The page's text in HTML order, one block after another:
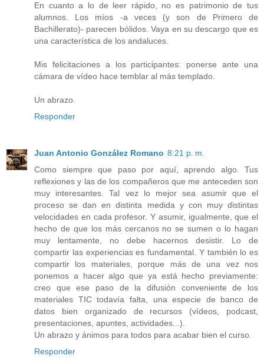
En cuanto a lo de leer rápido, no es patrimonio de tus
alumnos. Los míos -a veces (y son de Primero de
Bachillerato)- parecen bólidos. Vaya en su descargo que es
una característica de los andaluces.
Mis felicitaciones a los participantes: ponerse ante una
cámara de vídeo hace temblar al más templado.
Un abrazo.
Responder
Juan Antonio González Romano 8:21 p. m.
Como siempre que paso por aquí, aprendo algo. Tus
reflexiones y las de los compañeros que me anteceden son
muy interesantes. Tal vez lo mejor sea asumir que el
proceso se dan en distinta medida y con muy distintas
velocidades en cada profesor. Y asumir, igualmente, que el
hecho de que los más cercanos no se sumen o lo hagan
muy lentamente, no debe hacernos desistir. Lo de
compartir las experiencias es fundamental. Y también lo es
compartir los materiales, porque más de una vez nos
ponemos a hacer algo que ya está hecho previamente:
creo que ese paso de la difusión conveniente de los
materiales TIC todavía falta, una especie de banco de
datos bien organizado de recursos (vídeos, podcast,
presentaciones, apuntes, actividades...).
Un abrazo y ánimos para todos para acabar bien el curso.
Responder